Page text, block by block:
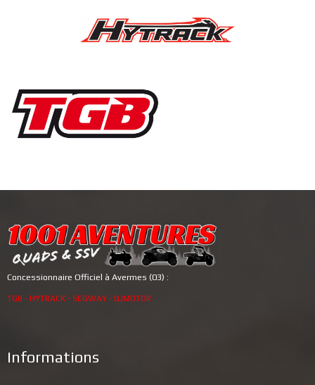
Concessionnaire Officiel à Avermes (03) :
TGB - HYTRACK - SEGWAY - QJMOTOR
Informations